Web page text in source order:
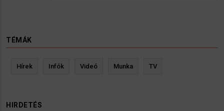
TÉMÁK
Hírek Infók Videó Munka TV
HIRDETÉS